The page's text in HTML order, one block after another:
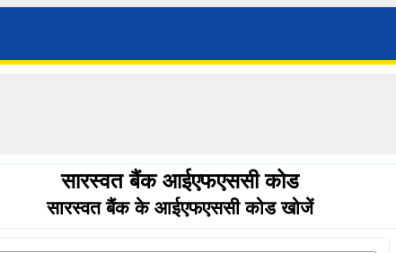
सारस्वत बैंक आईएफएससी कोड
सारस्वत बैंक के आईएफएससी कोड खोजें